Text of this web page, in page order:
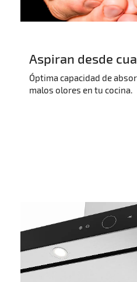
Aspiran desde
Óptima capacidad de
malos olores en tu cocina.